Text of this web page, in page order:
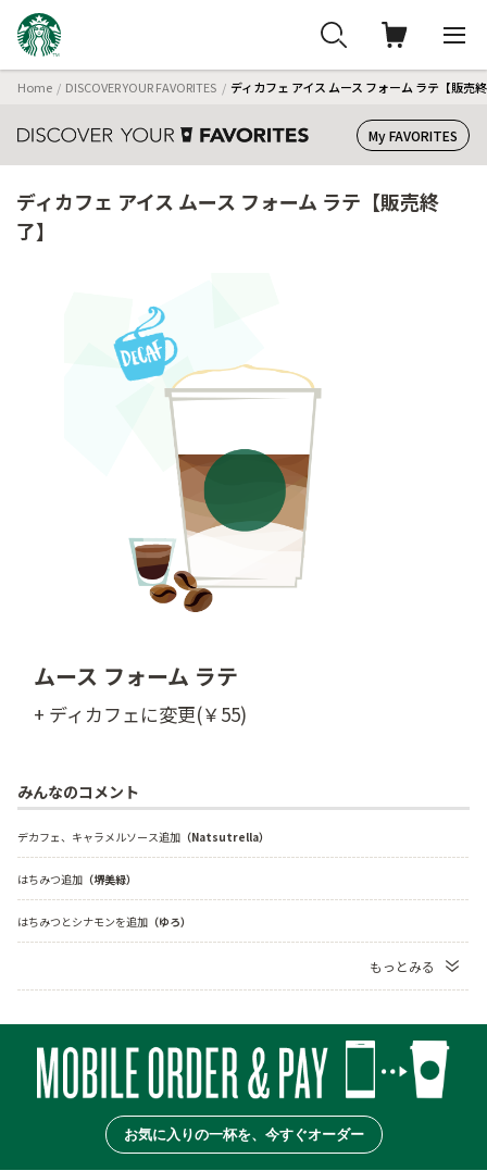
Home DISCOVER YOUR FAVORITES ディカフェ アイス ムース フォーム ラテ【販売
My FAVORITES
ディカフェ アイス ムース フォーム ラテ【販売終
了】
ムース フォーム ラテ
+ ディカフェに変更(￥55)
みんなのコメント
デカフェ、キャラメルソース追加 （Natsutrella）
はちみつ追加 （堺美緑）
はちみつとシナモンを追加 （ゆろ）
もっとみる
お気に入りの一杯を、今すぐオーダー